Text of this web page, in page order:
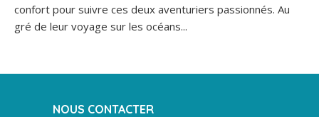
confort pour suivre ces deux aventuriers passionnés. Au
gré de leur voyage sur les océans...
NOUS CONTACTER